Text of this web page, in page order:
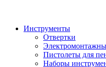
Инструменты
Отвертки
Пистолеты для
Наборы